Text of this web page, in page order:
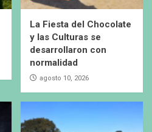
La Fiesta del Chocolate
y las Culturas se
desarrollaron con
normalidad
agosto 10, 2026